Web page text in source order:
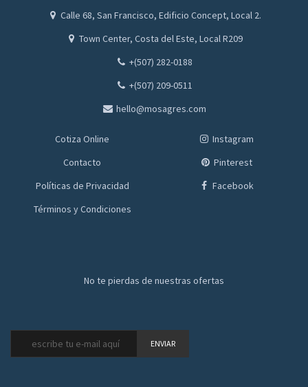
Calle 68, San Francisco, Edificio Concept, Local 2.
Town Center, Costa del Este, Local R209
+(507) 282-0188
+(507) 209-0511
hello@mosagres.com
Cotiza Online
Contacto
Políticas de Privacidad
Términos y Condiciones
Instagram
Pinterest
Facebook
No te pierdas de nuestras ofertas